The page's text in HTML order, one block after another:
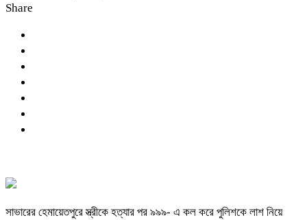
Share
সাভারের হেমায়েতপুরে স্ত্রীকে হত্যার পর ৯৯৯- এ কল করে পুলিশকে লাশ নিয়ে